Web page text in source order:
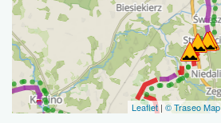
Leaflet | © Traseo Map